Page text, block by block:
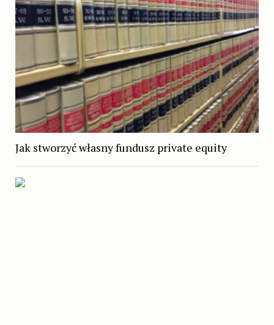
Jak stworzyć własny fundusz private equity